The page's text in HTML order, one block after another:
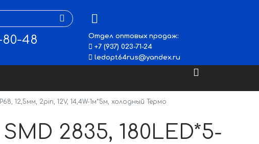
80-48
Отдел оптовых продаж:
+7 (937) 023-71-24
ledopt64rus@yandex.ru
12,5мм, 2pin, 12V, 14,4W-1м*5м, холодный Термо
2835, 180LED*5-